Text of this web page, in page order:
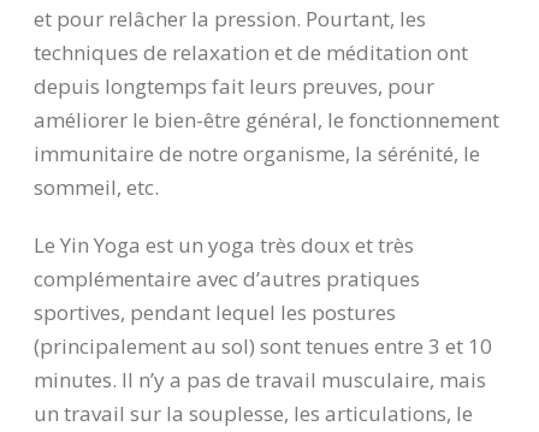
et pour relâcher la pression. Pourtant, les
techniques de relaxation et de méditation ont
depuis longtemps fait leurs preuves, pour
améliorer le bien-être général, le fonctionnement
immunitaire de notre organisme, la sérénité, le
sommeil, etc.
Le Yin Yoga est un yoga très doux et très
complémentaire avec d’autres pratiques
sportives, pendant lequel les postures
(principalement au sol) sont tenues entre 3 et 10
minutes. Il n’y a pas de travail musculaire, mais
un travail sur la souplesse, les articulations, le